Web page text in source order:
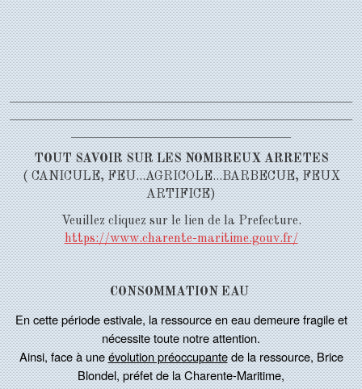
_____________________________________________________
_____________________________________________________
__________________________________
TOUT SAVOIR SUR LES NOMBREUX ARRETES
( CANICULE, FEU...AGRICOLE...BARBECUE, FEUX
ARTIFICE)
Veuillez cliquez sur le lien de la Prefecture.
https://www.charente-maritime.gouv.fr/
CONSOMMATION EAU
En cette période estivale, la ressource en eau demeure fragile et
nécessite toute notre attention.
Ainsi, face à uneévolution préoccupantede la ressource, Brice
Blondel, préfet de la Charente-Maritime,